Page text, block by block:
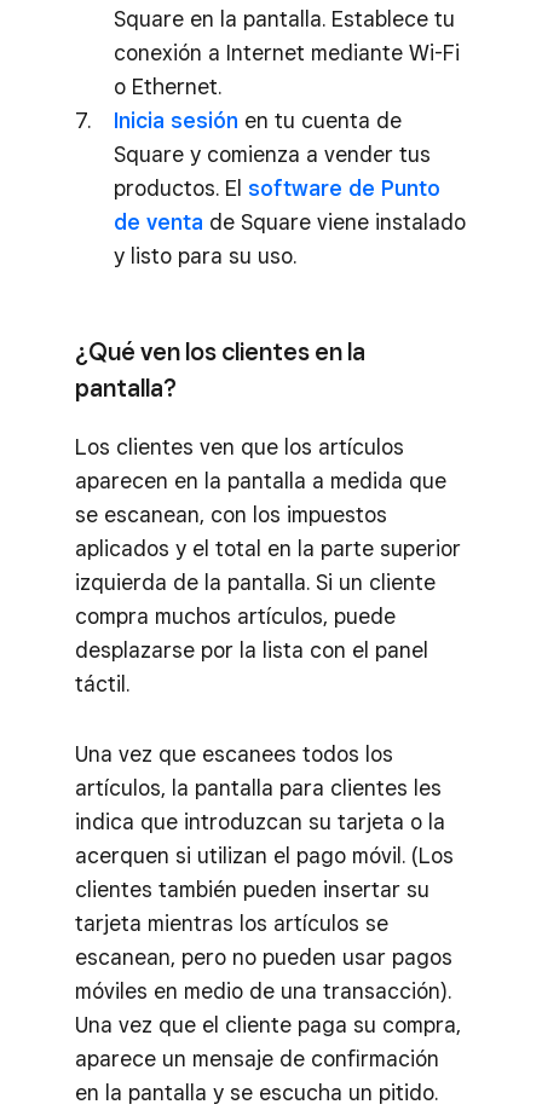
Square en la pantalla. Establece tu
conexión a Internet mediante Wi-Fi
o Ethernet.
Inicia sesión en tu cuenta de
Square y comienza a vender tus
productos. El software de Punto
de venta de Square viene instalado
y listo para su uso.
¿Qué ven los clientes en la
pantalla?
Los clientes ven que los artículos
aparecen en la pantalla a medida que
se escanean, con los impuestos
aplicados y el total en la parte superior
izquierda de la pantalla. Si un cliente
compra muchos artículos, puede
desplazarse por la lista con el panel
táctil.
Una vez que escanees todos los
artículos, la pantalla para clientes les
indica que introduzcan su tarjeta o la
acerquen si utilizan el pago móvil. (Los
clientes también pueden insertar su
tarjeta mientras los artículos se
escanean, pero no pueden usar pagos
móviles en medio de una transacción).
Una vez que el cliente paga su compra,
aparece un mensaje de confirmación
en la pantalla y se escucha un pitido.